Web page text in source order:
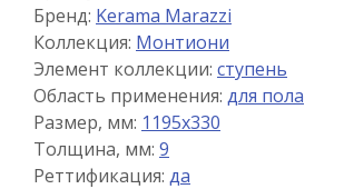
Бренд: Kerama Marazzi
Коллекция: Монтиони
Элемент коллекции: ступень
Область применения: для пола
Размер, мм: 1195x330
Толщина, мм: 9
Реттификация: да